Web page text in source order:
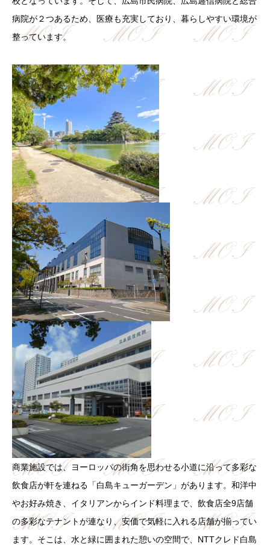
病院が２つあるため、医療も充実しており、暮らしやすい環境が
整っています。
商業施設では、ヨーロッパの街角を思わせる小道に沿って多彩な
飲食店が軒を連ねる「白島キューガーデン」があります。和洋中
やお好み焼き、イタリアンからインド料理まで、飲食店全9店舗
の多彩なテナントが連なり、安価で気軽に入れる店舗が揃ってい
ます。そこは、水と緑に囲まれた憩いの空間で、NTTクレド白島